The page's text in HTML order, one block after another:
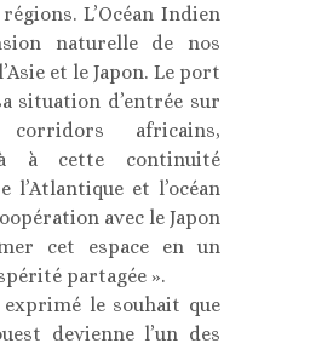
L’Océan Indien
naturelle de nos
et le Japon. Le port
situation d’entrée sur
africains,
à cette continuité
l’Atlantique et l’océan
avec le Japon
cet espace en un
partagée ».
le souhait que
devienne l’un des